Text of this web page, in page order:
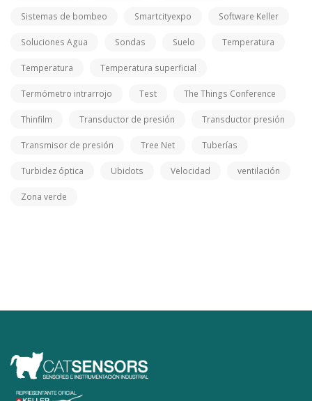
Sistemas de bombeo Smartcityexpo Software Keller
Soluciones Agua Sondas Suelo Temperatura
Temperatura Temperatura superficial
Termómetro intrarrojo Test The Things Conference
Thinfilm Transductor de presión Transductor presión
Transmisor de presión Tree Net Tuberías
Turbidez óptica Ubidots Velocidad ventilación
Zona verde